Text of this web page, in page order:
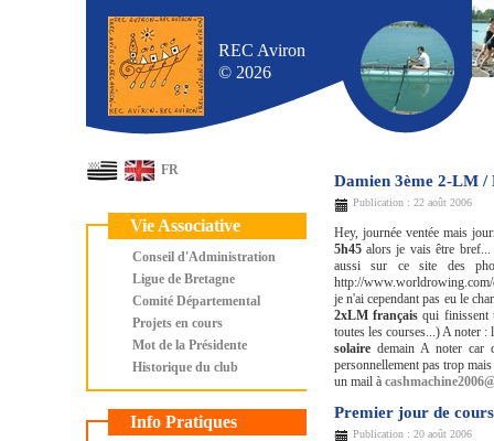
REC Aviron
© 2026
Damien 3ème 2-LM /
Publication : 22 août 2006
Hey, journée ventée mais
5h45alors je vais être
aussi sur ce site des
http://
je n'ai cependant pas eu le
2xLM françaisqui finissent
toutes les courses...) A noter :
solaire demain A noter car
personnellement pas trop
un mail à
Premier jour de
Publication : 20 août 2006
FR
Vie Associative
Conseil d'Administration
Ligue de Bretagne
Comité Départemental
Projets en cours
Mot de la Présidente
Historique du club
Info Pratiques